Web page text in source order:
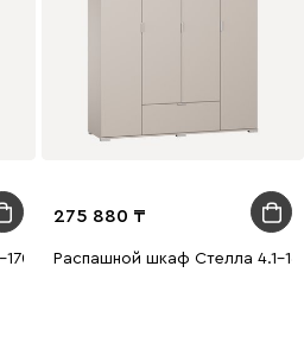
Графитовый
275 880
Распашной шкаф Стелла 4.1-